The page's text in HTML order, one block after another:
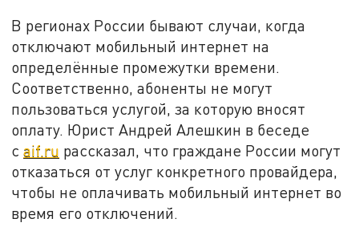
В регионах России бывают случаи, когда
отключают мобильный интернет на
определённые промежутки времени.
Соответственно, абоненты не могут
пользоваться услугой, за которую вносят
оплату. Юрист Андрей Алешкин в беседе
сaif.ru рассказал, что граждане России могут
отказаться от услуг конкретного провайдера,
чтобы не оплачивать мобильный интернет во
время его отключений.